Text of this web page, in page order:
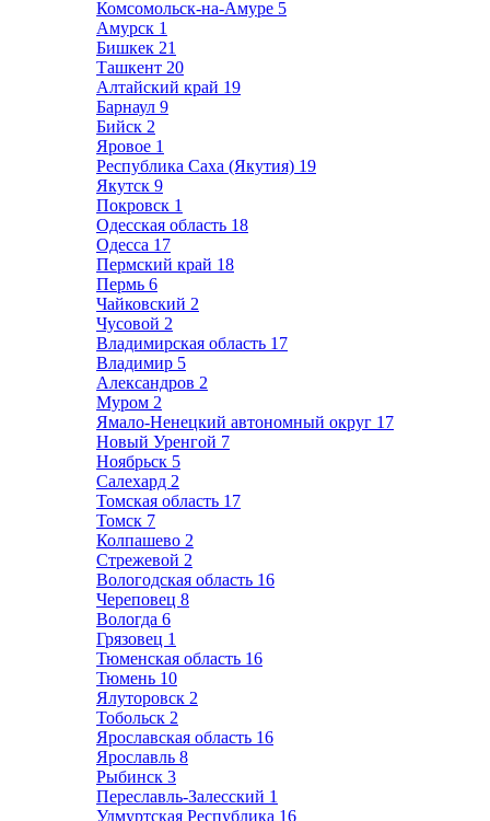
Комсомольск-на-Амуре 5
Амурск 1
Бишкек 21
Ташкент 20
Алтайский край 19
Барнаул 9
Бийск 2
Яровое 1
Республика Саха (Якутия) 19
Якутск 9
Покровск 1
Одесская область 18
Одесса 17
Пермский край 18
Пермь 6
Чайковский 2
Чусовой 2
Владимирская область 17
Владимир 5
Александров 2
Муром 2
Ямало-Ненецкий автономный округ 17
Новый Уренгой 7
Ноябрьск 5
Салехард 2
Томская область 17
Томск 7
Колпашево 2
Стрежевой 2
Вологодская область 16
Череповец 8
Вологда 6
Грязовец 1
Тюменская область 16
Тюмень 10
Ялуторовск 2
Тобольск 2
Ярославская область 16
Ярославль 8
Рыбинск 3
Переславль-Залесский 1
Удмуртская Республика 16